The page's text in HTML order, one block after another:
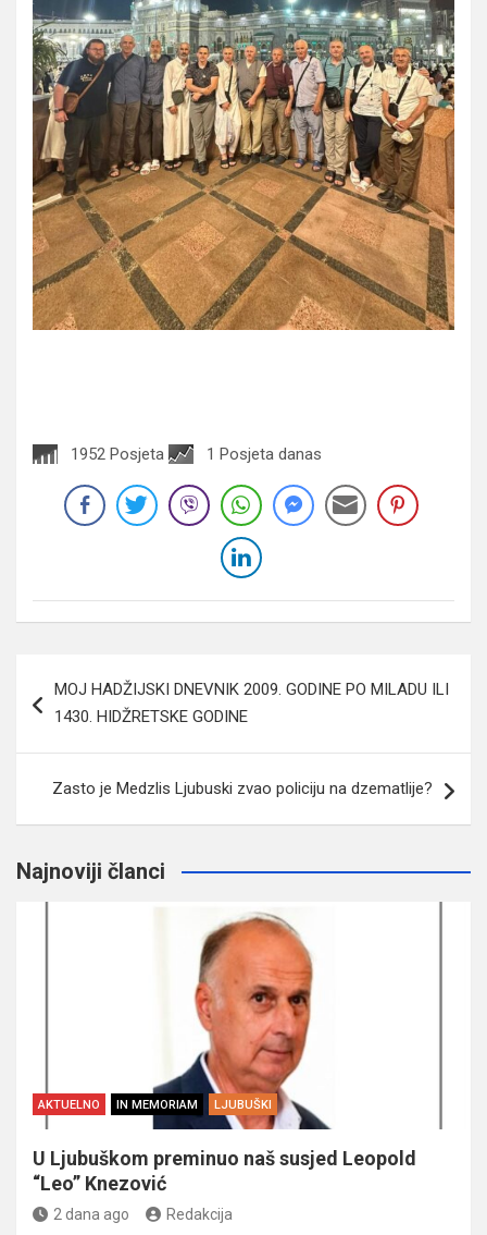
1952 Posjeta 1 Posjeta danas
članaka
MOJ HADŽIJSKI DNEVNIK 2009. GODINE PO MILADU ILI
1430. HIDŽRETSKE GODINE
Zasto je Medzlis Ljubuski zvao policiju na dzematlije?
Najnoviji članci
AKTUELNO IN MEMORIAM LJUBUŠKI
U Ljubuškom preminuo naš susjed Leopold
“Leo” Knezović
2 dana ago Redakcija